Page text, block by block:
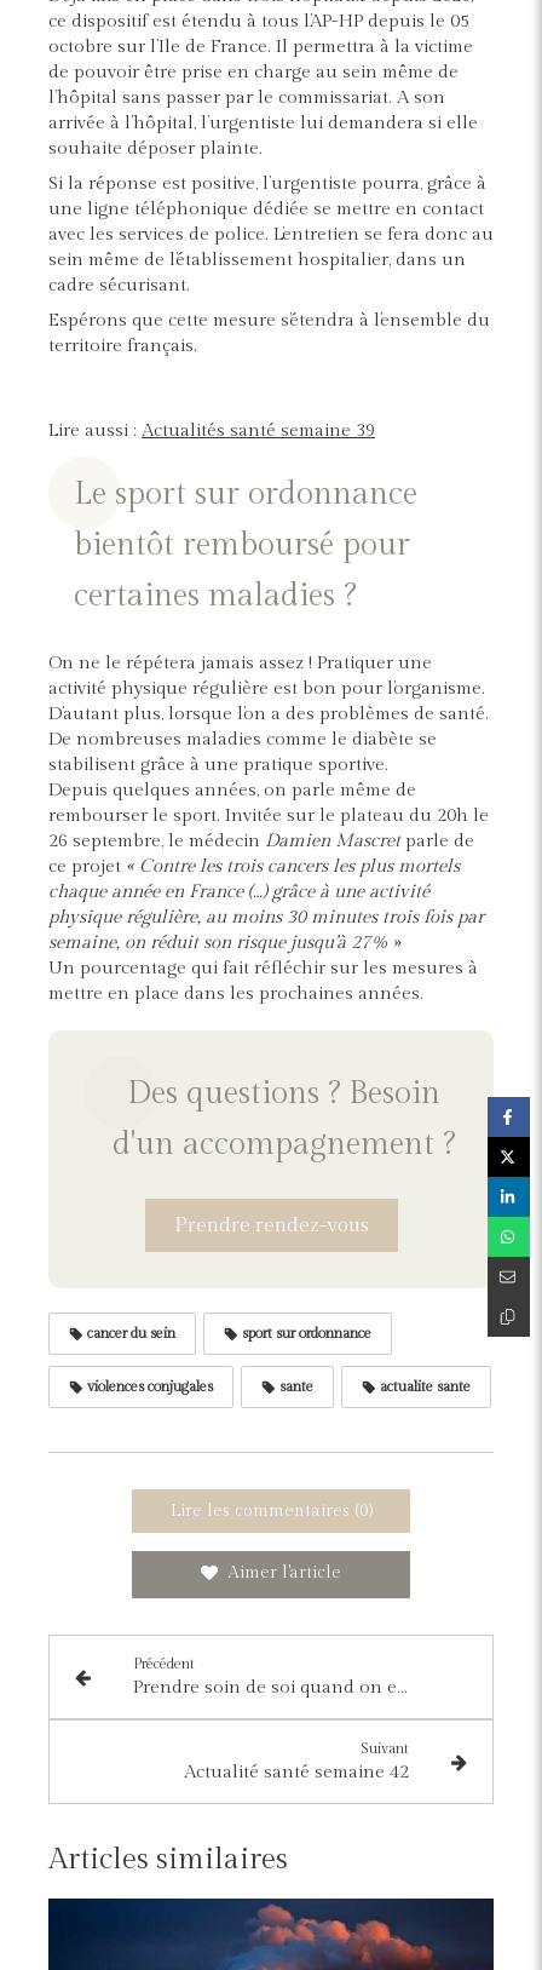
ce dispositif est étendu à tous l’AP-HP depuis le 05
octobre sur l’Ile de France. Il permettra à la victime
de pouvoir être prise en charge au sein même de
l’hôpital sans passer par le commissariat. A son
arrivée à l’hôpital, l’urgentiste lui demandera si elle
souhaite déposer plainte.
Si la réponse est positive, l’urgentiste pourra, grâce à
une ligne téléphonique dédiée se mettre en contact
avec les services de police. L’entretien se fera donc au
sein même de l’établissement hospitalier, dans un
cadre sécurisant.
Espérons que cette mesure s’étendra à l’ensemble du
territoire français.
Lire aussi : Actualités santé semaine 39
Le sport sur ordonnance
bientôt remboursé pour
certaines maladies ?
On ne le répétera jamais assez ! Pratiquer une
activité physique régulière est bon pour l’organisme.
D’autant plus, lorsque l’on a des problèmes de santé.
De nombreuses maladies comme le diabète se
stabilisent grâce à une pratique sportive.
Depuis quelques années, on parle même de
rembourser le sport. Invitée sur le plateau du 20h le
26 septembre, le médecin Damien Mascretparle de
ce projet « Contre les trois cancers les plus mortels
chaque année en France (…) grâce à une activité
physique régulière, au moins 30 minutes trois fois par
semaine, on réduit son risque jusqu’à 27% »
Un pourcentage qui fait réfléchir sur les mesures à
mettre en place dans les prochaines années.
Des questions ? Besoin
d'un accompagnement ?
Prendre rendez-vous
cancer du sein sport sur ordonnance
violences conjugales sante actualite sante
Lire les commentaires (0)
Aimer l'article
Précédent
Prendre soin de soi quand on est malade
Suivant
Actualité santé semaine 42
Articles similaires